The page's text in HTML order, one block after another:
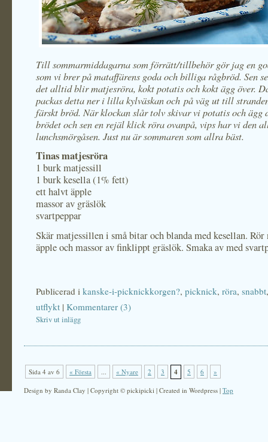
Till sommarmiddagarna som förrätt/tillbehör gör jag en
som vi brer på mataffärens goda och billiga rågbröd. Sen
det alltid blir matjesröra, kokt potatis och kokt ägg över.
packas detta ner i lilla kylväskan och på väg ut till
färskt bröd. När klockan slår tolv skivar vi potatis och ägg
brödet och sen en rejäl klick röra ovanpå, vips har vi den
lunchsmörgåsen. Just nu är sommaren som allra bäst.
Tinas matjesröra
1 burk matjessill
1 burk kesella (1% fett)
ett halvt äpple
massor av gräslök
svartpeppar
Skär matjessillen i små bitar och blanda med kesellan.
äpple och massor av finklippt gräslök. Smaka av med
Publicerad i kanske-i-picknickkorgen?, picknick, röra, snabbt
utflykt | Kommentarer (3)
Skriv ut inlägg
Sida 4 av 6 « Första ... « Nyare 2 3 4 5 6 »
Design by Randa Clay | Copyright © pickipicki | Created in Wordpress | Top